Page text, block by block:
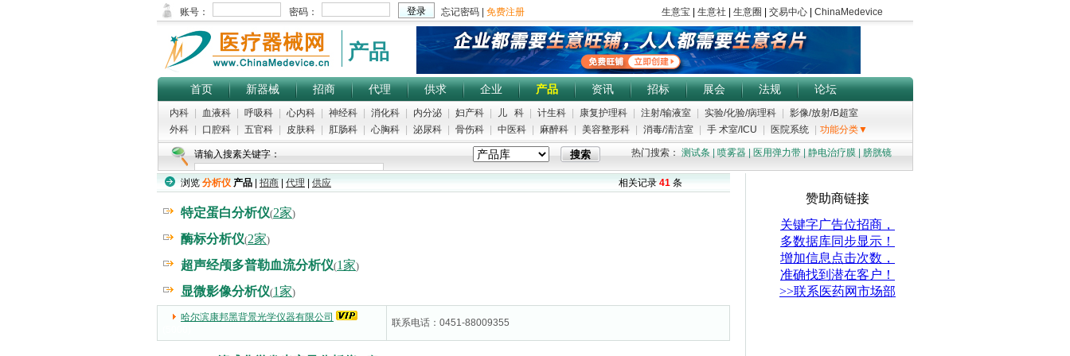
产品
首页 新器械 招商 代理 供求 企业 产品 资讯 招标 展会 法规 论坛
内科 血液科 呼吸科 心内科 神经科 消化科 内分泌 妇产科 儿 科 计生科 康复护理科 注射/输液室 实验/化验/病理科
影像/放射/B超室
外科
口腔科 五官科 皮肤科 肛肠科 心胸科 泌尿科 骨伤科 中医科 麻醉科 美容整形科 消毒/清洁室 手 术室/ICU 医院系统 功能分类▼
请输入搜素关键字： 热门搜索： 测试条 喷雾器| 医用弹力带| 静电治疗膜| 膀胱镜
浏览 分析仪 产品 招商 代理 供应 相关记录 41 条
特定蛋白分析仪(2家)
酶标分析仪(2家)
超声经颅多普勒血流分析仪(1家)
显微影像分析仪(1家)
哈尔滨康邦黑背景光学仪器有限公司
联系电话：0451-88009355